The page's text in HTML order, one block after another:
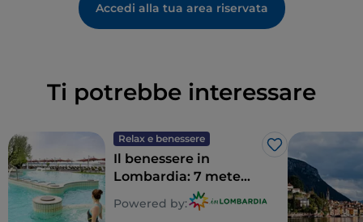
Accedi alla tua area riservata
Ti potrebbe interessare
Relax e benessere
Like
Il benessere in
Lombardia: 7 mete
per un detox totale
Powered by: